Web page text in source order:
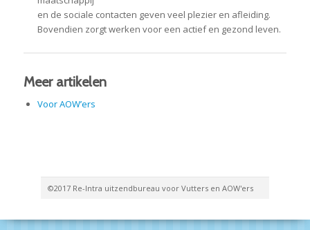
en de sociale contacten geven veel plezier en afleiding.
Bovendien zorgt werken voor een actief en gezond leven.
Meer artikelen
Voor AOW’ers
©2017 Re-Intra uitzendbureau voor Vutters en AOW'ers